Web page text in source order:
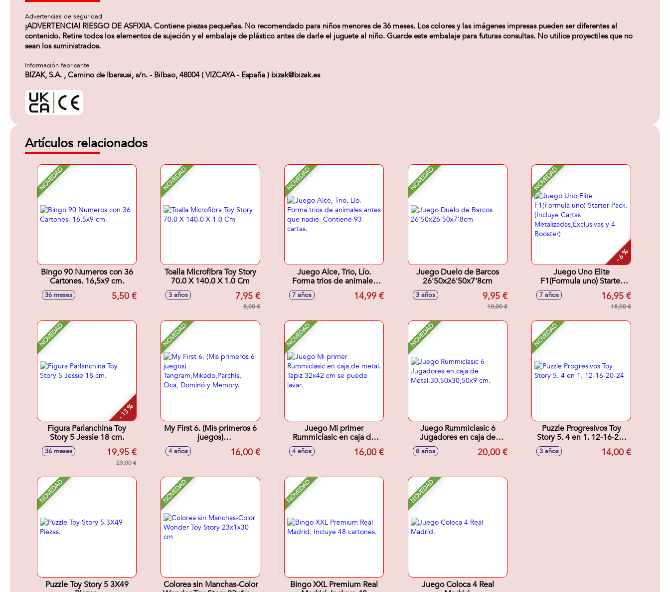
Advertencias de seguridad
¡ADVERTENCIA! RIESGO DE ASFIXIA. Contiene piezas pequeñas. No recomendado para niños menores de 36 meses. Los colores y las imágenes impresas pueden ser diferentes al
contenido. Retire todos los elementos de sujeción y el embalaje de plástico antes de darle el juguete al niño. Guarde este embalaje para futuras consultas. No utilice proyectiles que no
sean los suministrados.
Información fabricante
BIZAK, S.A. , Camino de Ibarsusi, s/n. - Bilbao, 48004 ( VIZCAYA - España ) bizak@bizak.es
Artículos relacionados
NOVEDAD
Bingo 90 Numeros con 36
Cartones. 16,5x9 cm.
36 meses 5,50 €
NOVEDAD
Toalla Microfibra Toy Story
70.0 X 140.0 X 1.0 Cm
3 años 7,95 €
8,00 €
NOVEDAD
Juego Alce, Trio, Lío.
Forma trios de animales
antes que nadie. Contiene
7 años 14,99 €
NOVEDAD
Juego Duelo de Barcos
26'50x26'50x7'8cm
3 años 9,95 €
10,00 €
NOVEDAD
- 6 %
Juego Uno Elite
F1(Formula uno) Starter
Pack. (Incluye Cartas
Metalizadas,Exclusivas y 4
7 años 16,95 €
18,00 €
NOVEDAD
- 13 %
Figura Parlanchina Toy
Story 5 Jessie 18 cm.
36 meses 19,95 €
23,00 €
NOVEDAD
My First 6. (Mis primeros 6
juegos)
Tangram,Mikado,Parchís,
Oca, Dominó y Memory.
4 años 16,00 €
NOVEDAD
Juego Mi primer
Rummiclasic en caja de
metal. Tapiz 32x42 cm se
puede lavar.
4 años 16,00 €
NOVEDAD
Juego Rummiclasic 6
Jugadores en caja de
Metal.30,50x30,50x9 cm.
8 años 20,00 €
NOVEDAD
Puzzle Progresivos Toy
Story 5. 4 en 1. 12-16-20-
3 años 14,00 €
NOVEDAD
Puzzle Toy Story 5 3X49
NOVEDAD
Colorea sin Manchas-Color
NOVEDAD
Bingo XXL Premium Real
NOVEDAD
Juego Coloca 4 Real